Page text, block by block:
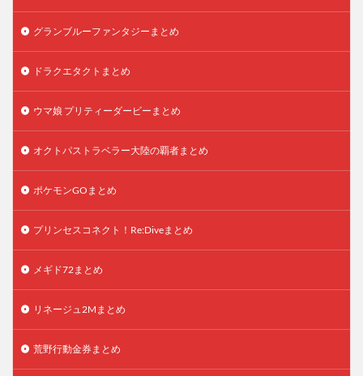
グランブルーファンタジーまとめ
ドラクエタクトまとめ
ウマ娘 プリティーダービーまとめ
オクトパストラベラー大陸の覇者まとめ
ポケモンGOまとめ
プリンセスコネクト！Re:Diveまとめ
メギド72まとめ
リネージュ2Mまとめ
荒野行動金券まとめ